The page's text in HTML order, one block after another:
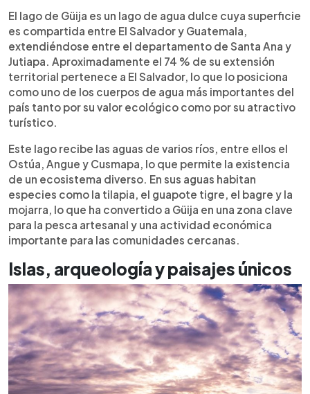
► Escuchar artículo
El Lago de Güija, ubicado en Metapán, Santa Ana
Norte, es un destino natural compartido entre El
Salvador y Guatemala. Con una extensión
mayoritariamente salvadoreña, destaca por su
biodiversidad, abundante vegetación y riqueza
cultural. El lago alberga más de 145 especies de
aves, diversas especies de peces y cuenta con
varias islas, algunas con hallazgos arqueológicos
precolombinos. En sus alrededores se pueden
realizar actividades como senderismo,
avistamiento de aves, pesca artesanal y deportes
acuáticos. Sus paisajes, leyendas y entorno
volcánico lo convierten en un atractivo turístico
relevante de la región.
El lago de Güija es un lago de agua dulce cuya superficie
es compartida entre El Salvador y Guatemala,
extendiéndose entre el departamento de Santa Ana y
Jutiapa. Aproximadamente el 74 % de su extensión
territorial pertenece a El Salvador, lo que lo posiciona
como uno de los cuerpos de agua más importantes del
país tanto por su valor ecológico como por su atractivo
turístico.
Este lago recibe las aguas de varios ríos, entre ellos el
Ostúa, Angue y Cusmapa, lo que permite la existencia
de un ecosistema diverso. En sus aguas habitan
especies como la tilapia, el guapote tigre, el bagre y la
mojarra, lo que ha convertido a Güija en una zona clave
para la pesca artesanal y una actividad económica
importante para las comunidades cercanas.
Islas, arqueología y paisajes únicos